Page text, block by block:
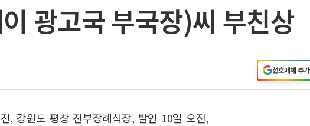
광고국 부국장)씨 부친상
선호매체 추가
강원도 평창 진부장례식장, 발인 10일 오전,